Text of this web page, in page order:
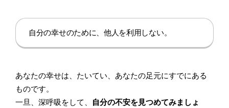
自分の幸せのために、他人を利用しない。
あなたの幸せは、たいてい、あなたの足元にすでにある
ものです。
一旦、深呼吸をして、
自分の不安を見つめてみましょ